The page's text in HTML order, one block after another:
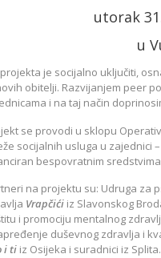
utorak
u
projekta je socijalno uključiti,
obitelji. Razvijanjem peer
i na taj način
se provodi u sklopu
socijalnih usluga u zajednici
bespovratnim
na projektu su: Udruga za
Vrapčići iz Slavonskog
i promociju mentalnog
duševnog zdravlja i
i ti iz Osijeka i suradnici iz Splita.